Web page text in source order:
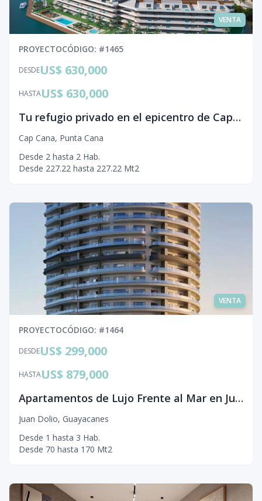
VENTA
PROYECTOCÓDIGO: #1465
DESDEUS$ 630,000
HASTAUS$ 630,000
Tu refugio privado en el epicentro de Cap Cana
Cap Cana, Punta Cana
Desde 2 hasta 2 Hab.
Desde 227.22 hasta 227.22 Mt2
VENTA
PROYECTOCÓDIGO: #1464
DESDEUS$ 299,000
HASTAUS$ 879,000
Apartamentos de Lujo Frente al Mar en Juan Dolio
Juan Dolio, Guayacanes
Desde 1 hasta 3 Hab.
Desde 70 hasta 170 Mt2